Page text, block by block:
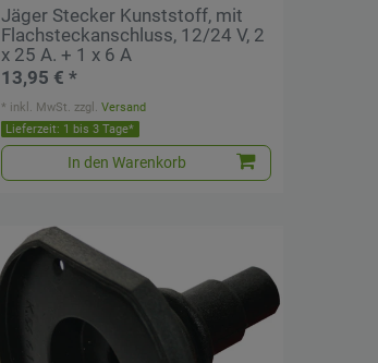
Jäger Stecker Kunststoff, mit
Flachsteckanschluss, 12/24 V, 2
x 25 A. + 1 x 6 A
13,95 € *
Lieferzeit: 1 bis 3 Tage*
In den Warenkorb
* inkl. MwSt. zzgl.Versand